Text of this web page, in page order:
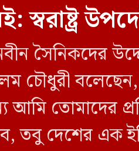
স্বরাষ্ট্র
সৈনিকদের
বলেছেন,
আমি তোমাদের
দেশের এক